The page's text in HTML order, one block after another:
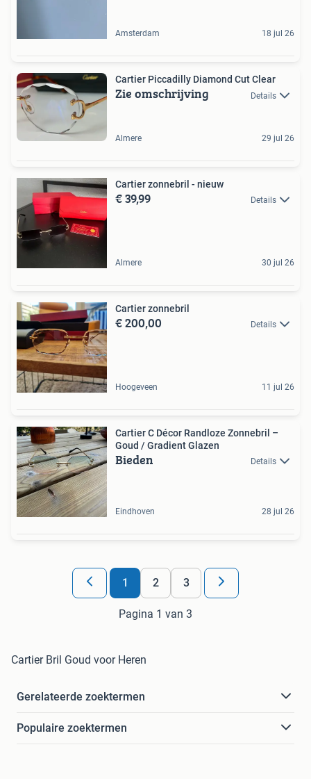
Amsterdam 18 jul 26
Cartier Piccadilly Diamond Cut Clear
Zie omschrijving Details
Almere 29 jul 26
Cartier zonnebril - nieuw
€ 39,99 Details
Almere 30 jul 26
Cartier zonnebril
€ 200,00 Details
Hoogeveen 11 jul 26
Cartier C Décor Randloze Zonnebril –
Goud / Gradient Glazen
Bieden Details
Eindhoven 28 jul 26
1 2 3
Pagina 1 van 3
Cartier Bril Goud voor Heren
Gerelateerde zoektermen
Populaire zoektermen